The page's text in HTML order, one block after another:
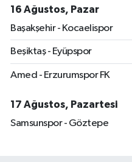
16 Ağustos, Pazar
Başakşehir - Kocaelispor
Beşiktaş - Eyüpspor
Amed - Erzurumspor FK
17 Ağustos, Pazartesi
Samsunspor - Göztepe